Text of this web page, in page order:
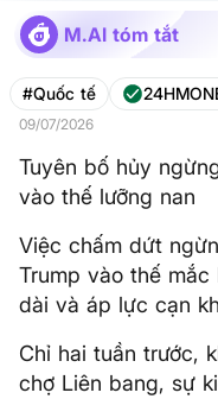
M.AI tóm tắt
#Quốc tế
09/07/2026
Tuyên bố hủy
vào thế lưỡng nan
Việc chấm dứt
Trump vào thế
dài và áp lực cạn
Chỉ hai tuần trước,
chợ Liên bang, sự